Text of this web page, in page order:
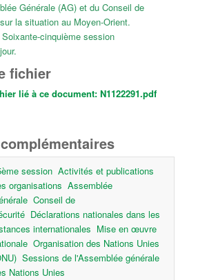
Générale (AG) et du Conseil de
la situation au Moyen-Orient.
cinquième session
fichier
lié à ce document: N1122291.pdf
session Activités et publications
organisations Assemblée
Conseil de
Déclarations nationales dans les
internationales Mise en œuvre
Organisation des Nations Unies
Sessions de l'Assemblée générale
Nations Unies